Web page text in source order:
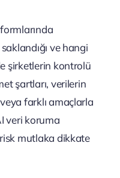
ve hangi
şirketlerin kontrolü
şartları, verilerin
farklı amaçlarla
veri koruma
mutlaka dikkate